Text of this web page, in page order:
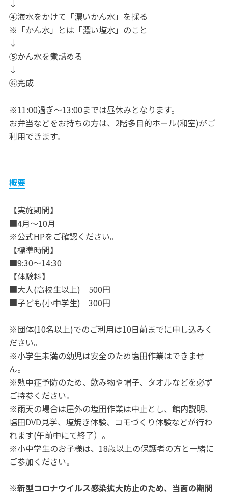
↓
④海水をかけて「濃いかん水」を採る
※「かん水」とは「濃い塩水」のこと
↓
⑤かん水を煮詰める
↓
⑥完成
※11:00過ぎ〜13:00までは昼休みとなります。
お弁当などをお持ちの方は、2階多目的ホール(和室)がご
利用できます。
概要
【実施期間】
■4月～10月
※公式HPをご確認ください。
【標準時間】
■9:30～14:30
【体験料】
■大人(高校生以上) 500円
■子ども(小中学生) 300円
※団体(10名以上)でのご利用は10日前までに申し込みく
ださい。
※小学生未満の幼児は安全のため塩田作業はできませ
ん。
※熱中症予防のため、飲み物や帽子、タオルなどを必ず
ご持参ください。
※雨天の場合は屋外の塩田作業は中止とし、館内説明、
塩田DVD見学、塩焼き体験、コモづくり体験などが行わ
れます(午前中にて終了）。
※小中学生のお子様は、18歳以上の保護者の方と一緒に
ご参加ください。
※新型コロナウイルス感染拡大防止のため、当面の期間